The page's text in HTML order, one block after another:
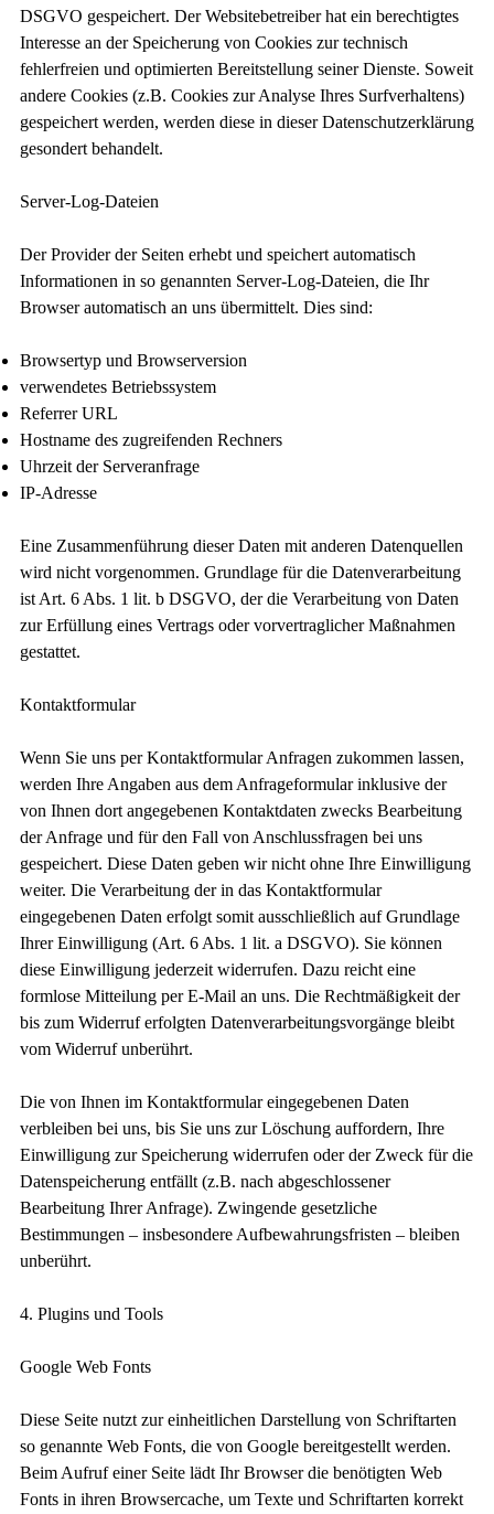
DSGVO gespeichert. Der Websitebetreiber hat ein berechtigtes
Interesse an der Speicherung von Cookies zur technisch
fehlerfreien und optimierten Bereitstellung seiner Dienste. Soweit
andere Cookies (z.B. Cookies zur Analyse Ihres Surfverhaltens)
gespeichert werden, werden diese in dieser Datenschutzerklärung
gesondert behandelt.
Server-Log-Dateien
Der Provider der Seiten erhebt und speichert automatisch
Informationen in so genannten Server-Log-Dateien, die Ihr
Browser automatisch an uns übermittelt. Dies sind:
Browsertyp und Browserversion
verwendetes Betriebssystem
Referrer URL
Hostname des zugreifenden Rechners
Uhrzeit der Serveranfrage
IP-Adresse
Eine Zusammenführung dieser Daten mit anderen Datenquellen
wird nicht vorgenommen. Grundlage für die Datenverarbeitung
ist Art. 6 Abs. 1 lit. b DSGVO, der die Verarbeitung von Daten
zur Erfüllung eines Vertrags oder vorvertraglicher Maßnahmen
gestattet.
Kontaktformular
Wenn Sie uns per Kontaktformular Anfragen zukommen lassen,
werden Ihre Angaben aus dem Anfrageformular inklusive der
von Ihnen dort angegebenen Kontaktdaten zwecks Bearbeitung
der Anfrage und für den Fall von Anschlussfragen bei uns
gespeichert. Diese Daten geben wir nicht ohne Ihre Einwilligung
weiter. Die Verarbeitung der in das Kontaktformular
eingegebenen Daten erfolgt somit ausschließlich auf Grundlage
Ihrer Einwilligung (Art. 6 Abs. 1 lit. a DSGVO). Sie können
diese Einwilligung jederzeit widerrufen. Dazu reicht eine
formlose Mitteilung per E-Mail an uns. Die Rechtmäßigkeit der
bis zum Widerruf erfolgten Datenverarbeitungsvorgänge bleibt
vom Widerruf unberührt.
Die von Ihnen im Kontaktformular eingegebenen Daten
verbleiben bei uns, bis Sie uns zur Löschung auffordern, Ihre
Einwilligung zur Speicherung widerrufen oder der Zweck für die
Datenspeicherung entfällt (z.B. nach abgeschlossener
Bearbeitung Ihrer Anfrage). Zwingende gesetzliche
Bestimmungen – insbesondere Aufbewahrungsfristen – bleiben
unberührt.
4. Plugins und Tools
Google Web Fonts
Diese Seite nutzt zur einheitlichen Darstellung von Schriftarten
so genannte Web Fonts, die von Google bereitgestellt werden.
Beim Aufruf einer Seite lädt Ihr Browser die benötigten Web
Fonts in ihren Browsercache, um Texte und Schriftarten korrekt